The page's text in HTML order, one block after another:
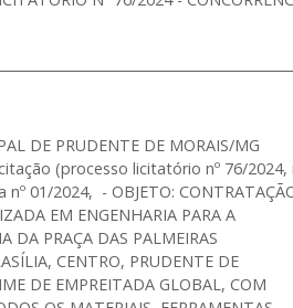
DE PRUDENTE DE MORAIS/MG
(processo licitatório nº 76/2024,
01/2024, - OBJETO:
EM ENGENHARIA PARA A
DA PRAÇA DAS PALMEIRAS
CENTRO, PRUDENTE DE
DE EMPREITADA GLOBAL, COM